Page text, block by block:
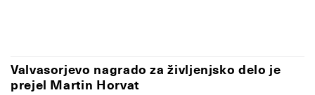
Valvasorjevo nagrado za življenjsko delo je
prejel Martin Horvat